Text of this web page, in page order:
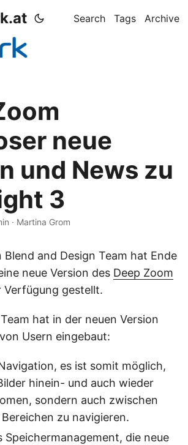
Search Tags Archive
neue
und News zu
3
· Martina Grom
Blend and Design Team hat Ende
neue Version des Deep Zoom
Verfügung gestellt.
hat in der neuen Version
Usern eingebaut:
es ist somit möglich,
hinein- und auch wieder
sondern auch zwischen
zu navigieren.
Speichermanagement, die neue